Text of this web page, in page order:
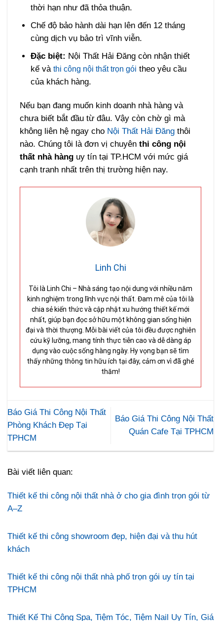
thời hạn như đã thỏa thuận.
Chế độ bảo hành dài hạn lên đến 12 tháng
cùng dịch vụ bảo trì vĩnh viễn.
Đặc biệt: Nội Thất Hải Đăng còn nhận thiết
kế vàthi công nội thất trọn gói theo yêu cầu
của khách hàng.
Nếu bạn đang muốn kinh doanh nhà hàng và
chưa biết bắt đầu từ đâu. Vậy còn chờ gì mà
không liên hệ ngay cho Nội Thất Hải Đăng thôi
nào. Chúng tôi là đơn vị chuyênthi công nội
thất nhà hàng uy tín tại TP.HCM với mức giá
cạnh tranh nhất trên thị trường hiện nay.
Linh Chi
Tôi là Linh Chi – Nhà sáng tạo nội dung với nhiều năm
kinh nghiệm trong lĩnh vực nội thất. Đam mê của tôi là
chia sẻ kiến thức và cập nhật xu hướng thiết kế mới
nhất, giúp bạn đọc sở hữu một không gian sống hiện
đại và thời thượng. Mỗi bài viết của tôi đều được nghiên
cứu kỹ lưỡng, mang tính thực tiễn cao và dễ dàng áp
dụng vào cuộc sống hàng ngày. Hy vọng bạn sẽ tìm
thấy những thông tin hữu ích tại đây, cảm ơn vì đã ghé
thăm!
Báo Giá Thi Công Nội Thất
Phòng Khách Đẹp Tại
TPHCM
Báo Giá Thi Công Nội Thất
Quán Cafe Tại TPHCM
Bài viết liên quan:
Thiết kế thi công nội thất nhà ở cho gia đình trọn gói từ
A–Z
Thiết kế thi công showroom đẹp, hiện đại và thu hút
khách
Thiết kế thi công nội thất nhà phố trọn gói uy tín tại
TPHCM
Thiết Kế Thi Công Spa, Tiệm Tóc, Tiệm Nail Uy Tín, Giá